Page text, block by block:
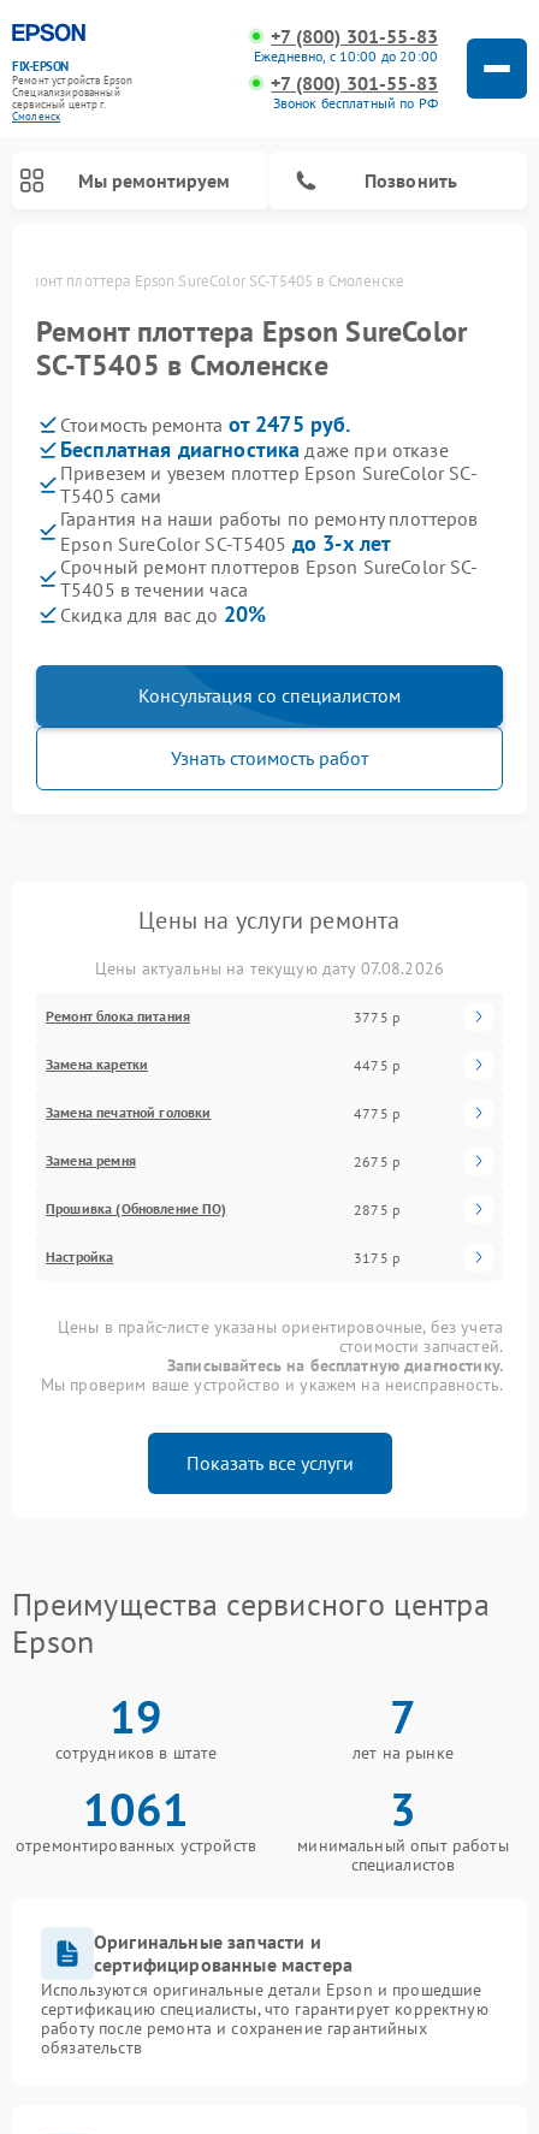
FIX-EPSON
Ремонт устройств Epson
Специализированный
cервисный центр г.
Смоленск
+7 (800) 301-55-83
Ежедневно, с 10:00 до 20:00
+7 (800) 301-55-83
Звонок бесплатный по РФ
Мы ремонтируем Позвонить
Ремонт плоттера Epson SureColor SC-T5405 в Смоленске
Ремонт плоттера Epson SureColor
SC-T5405 в Смоленске
Стоимость ремонта от 2475 руб.
Бесплатная диагностика даже при отказе
Привезем и увезем плоттер Epson SureColor SC-
T5405 сами
Гарантия на наши работы по ремонту плоттеров
Epson SureColor SC-T5405 до 3-х лет
Срочный ремонт плоттеров Epson SureColor SC-
T5405 в течении часа
Скидка для вас до 20%
Консультация со специалистом
Узнать стоимость работ
Цены на услуги ремонта
Цены актуальны на текущую дату 07.08.2026
Ремонт блока питания 3775 р
Замена каретки 4475 р
Замена печатной головки 4775 р
Замена ремня 2675 р
Прошивка (Обновление ПО) 2875 р
Настройка 3175 р
Цены в прайс-листе указаны ориентировочные, без учета
стоимости запчастей.
Записывайтесь на бесплатную диагностику.
Мы проверим ваше устройство и укажем на неисправность.
Показать все услуги
Преимущества сервисного центра
Epson
19
сотрудников в штате
7
лет на рынке
1061
отремонтированных устройств
3
минимальный опыт работы
специалистов
Оригинальные запчасти и
сертифицированные мастера
Используются оригинальные детали Epson и прошедшие
сертификацию специалисты, что гарантирует корректную
работу после ремонта и сохранение гарантийных
обязательств